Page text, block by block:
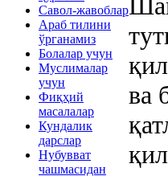
Савол-жавоблар
Араб тилини
ўрганамиз
Болалар учун
Муслималар
учун
Фиқҳий
масалалар
Кундалик
дарслар
Нубувват
чашмасидан
ва